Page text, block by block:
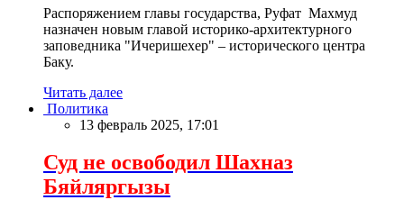
Распоряжением главы государства, Руфат Махмуд
назначен новым главой историко-архитектурного
заповедника "Ичеришехер" – исторического центра
Баку.
Читать далее
Политика
13 февраль 2025, 17:01
Суд не освободил Шахназ
Бяйляргызы